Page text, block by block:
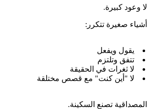
لا وعود كبيرة.
أشياء صغيرة تتكرر:
يقول ويفعل
تتفق وتلتزم
لا ثغرات في الحقيقة
لا "أين كنت" مع قصص مختلقة
المصداقية تصنع السكينة.